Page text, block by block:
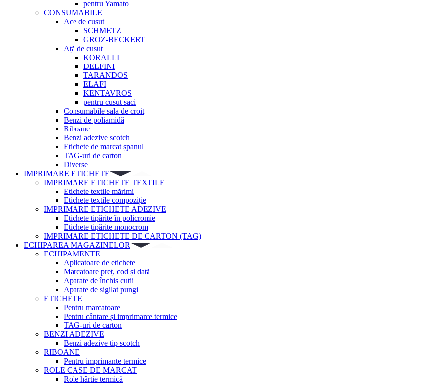
pentru Yamato
CONSUMABILE
Ace de cusut
SCHMETZ
GROZ-BECKERT
Ață de cusut
KORALLI
DELFINI
TARANDOS
ELAFI
KENTAVROS
pentru cusut saci
Consumabile sala de croit
Benzi de poliamidă
Riboane
Benzi adezive scotch
Etichete de marcat șpanul
TAG-uri de carton
Diverse
IMPRIMARE ETICHETE
IMPRIMARE ETICHETE TEXTILE
Etichete textile mărimi
Etichete textile compoziție
IMPRIMARE ETICHETE ADEZIVE
Etichete tipărite în policromie
Etichete tipărite monocrom
IMPRIMARE ETICHETE DE CARTON (TAG)
ECHIPAREA MAGAZINELOR
ECHIPAMENTE
Aplicatoare de etichete
Marcatoare preț, cod și dată
Aparate de închis cutii
Aparate de sigilat pungi
ETICHETE
Pentru marcatoare
Pentru cântare și imprimante termice
TAG-uri de carton
BENZI ADEZIVE
Benzi adezive tip scotch
RIBOANE
Pentru imprimante termice
ROLE CASE DE MARCAT
Role hârtie termică